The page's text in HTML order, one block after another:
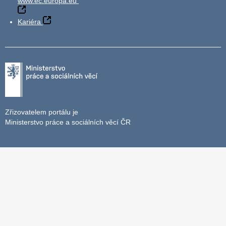
Kariéra
Zřizovatelem portálu je
Ministerstvo práce a sociálních věcí ČR